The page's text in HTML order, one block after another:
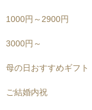
1000円～2900円
3000円～
母の日おすすめギフト
ご結婚内祝